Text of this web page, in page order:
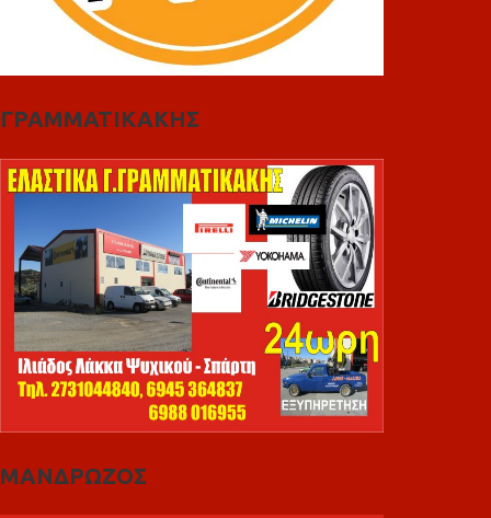
ΓΡΑΜΜΑΤΙΚΑΚΗΣ
ΜΑΝΔΡΩΖΟΣ